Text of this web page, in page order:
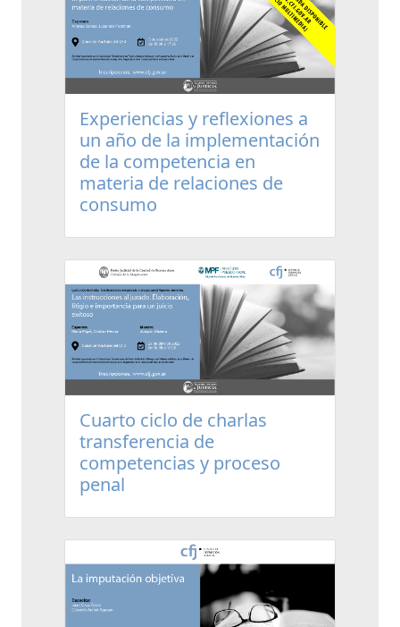
Experiencias y reflexiones a
un año de la implementación
de la competencia en
materia de relaciones de
consumo
Cuarto ciclo de charlas
transferencia de
competencias y proceso
penal